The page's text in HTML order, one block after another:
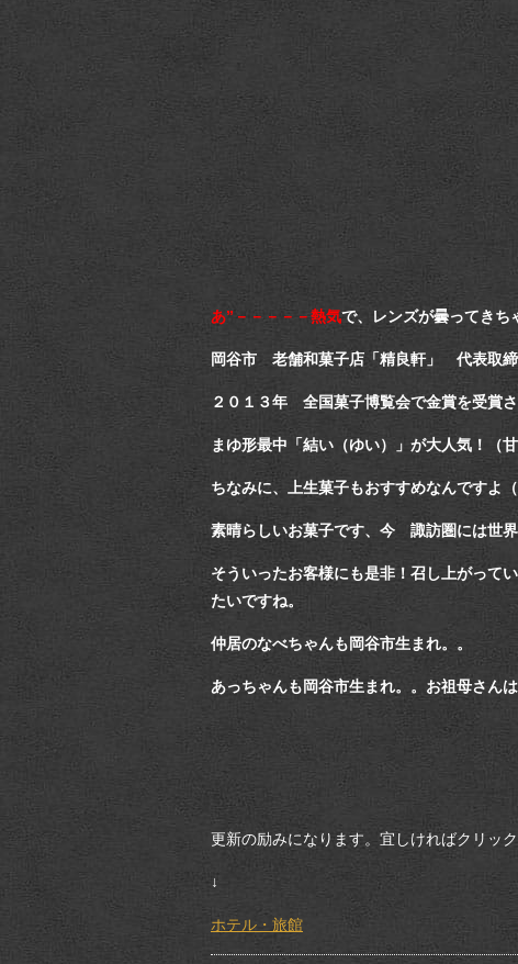
あ”－－－－－熱気で、レンズが曇ってきち
岡谷市 老舗和菓子店「精良軒」 代表取
２０１３年 全国菓子博覧会で金賞を受賞
まゆ形最中「結い（ゆい）」が大人気！（
ちなみに、上生菓子もおすすめなんですよ（
素晴らしいお菓子です、今 諏訪圏には世界
そういったお客様にも是非！召し上がって
たいですね。
仲居のなべちゃんも岡谷市生まれ。。
あっちゃんも岡谷市生まれ。。お祖母さん
更新の励みになります。宜しければクリッ
↓
ホテル・旅館